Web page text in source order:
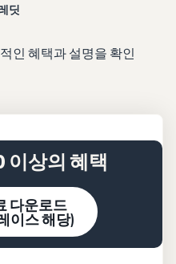
딧
인 혜택과 설명을 확인
이상의 혜택
다운로드
이스 해당)